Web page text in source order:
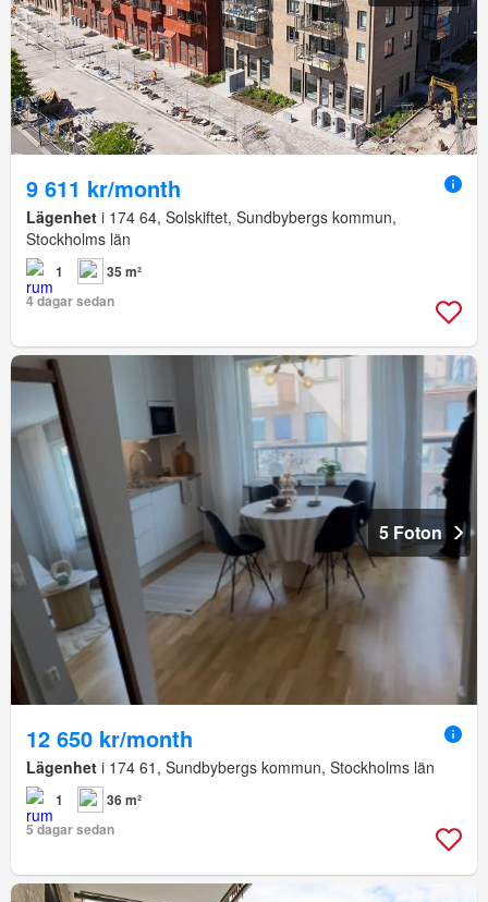
9 611 kr/month
Lägenhet i 174 64, Solskiftet, Sundbybergs kommun,
Stockholms län
1
35 m²
4 dagar sedan
5 Foton
12 650 kr/month
Lägenhet i 174 61, Sundbybergs kommun, Stockholms län
1
36 m²
5 dagar sedan